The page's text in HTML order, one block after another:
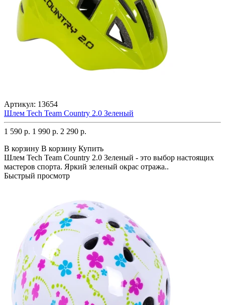
Артикул: 13654
Шлем Tech Team Country 2.0 Зеленый
1 590 р. 1 990 р. 2 290 р.
В корзину В корзину Купить
Шлем Tech Team Country 2.0 Зеленый - это выбор настоящих
мастеров спорта. Яркий зеленый окрас отража..
Быстрый просмотр